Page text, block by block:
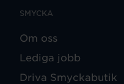
SMYCKA
Om oss
Lediga jobb
Driva Smyckabutik